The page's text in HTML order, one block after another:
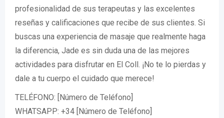
profesionalidad de sus terapeutas y las excelentes
reseñas y calificaciones que recibe de sus clientes. Si
buscas una experiencia de masaje que realmente haga
la diferencia, Jade es sin duda una de las mejores
actividades para disfrutar en El Coll. ¡No te lo pierdas y
dale a tu cuerpo el cuidado que merece!
TELÉFONO: [Número de Teléfono]
WHATSAPP: +34 [Número de Teléfono]